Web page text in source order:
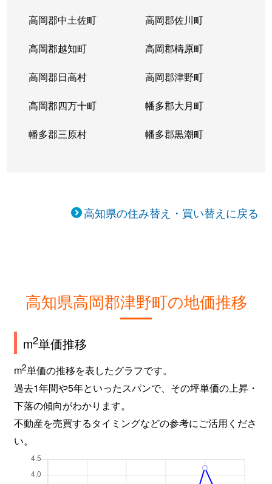
高岡郡中土佐町 高岡郡佐川町
高岡郡越知町 高岡郡檮原町
高岡郡日高村 高岡郡津野町
高岡郡四万十町 幡多郡大月町
幡多郡三原村 幡多郡黒潮町
高知県の住み替え・買い替えに戻る
高知県高岡郡津野町の地価推移
m2単価推移
m2単価の推移を表したグラフです。
過去1年間や5年といったスパンで、その坪単価の上昇・
下落の傾向がわかります。
不動産を売買するタイミングなどの参考にご活用くださ
い。